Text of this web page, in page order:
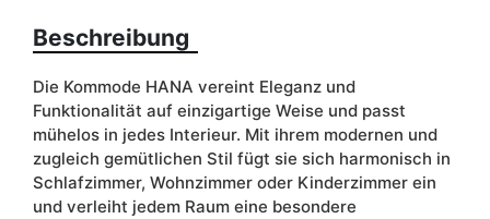
weiß
Schubladen ja
Breite 70
Beschreibung
Die Kommode HANA vereint Eleganz und
Funktionalität auf einzigartige Weise und passt
mühelos in jedes Interieur. Mit ihrem modernen und
zugleich gemütlichen Stil fügt sie sich harmonisch in
Schlafzimmer, Wohnzimmer oder Kinderzimmer ein
und verleiht jedem Raum eine besondere